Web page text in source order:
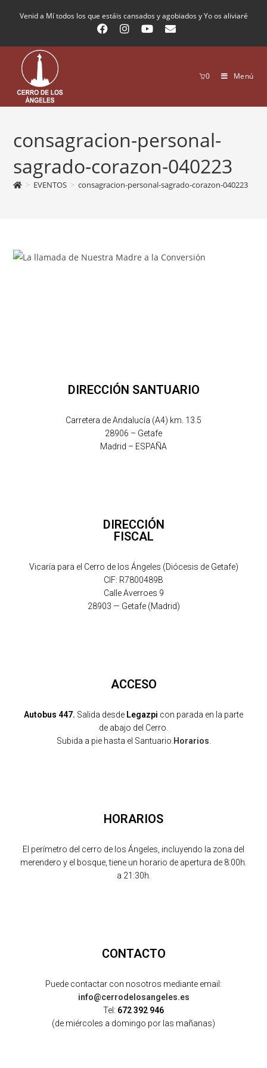
Venid a Mí todos los que estáis cansados y agobiados y Yo os aliviaré
0 Menú
consagracion-personal-
sagrado-corazon-040223
> EVENTOS > consagracion-personal-sagrado-corazon-040223
DIRECCIÓN SANTUARIO
Carretera de Andalucía (A4) km. 13.5
28906 – Getafe
Madrid – ESPAÑA
DIRECCIÓN
FISCAL
Vicaría para el Cerro de los Ángeles (Diócesis de Getafe)
CIF: R7800489B
Calle Averroes 9
28903 — Getafe (Madrid)
ACCESO
Autobus 447. Salida desde Legazpi con parada en la parte
de abajo del Cerro.
Subida a pie hasta el Santuario. Horarios
HORARIOS
El perímetro del cerro de los Ángeles, incluyendo la zona del
merendero y el bosque, tiene un horario de apertura de 8:00h.
a 21:30h.
CONTACTO
Puede contactar con nosotros mediante email:
info@cerrodelosangeles.es
Tel: 672 392 946
(de miércoles a domingo por las mañanas)